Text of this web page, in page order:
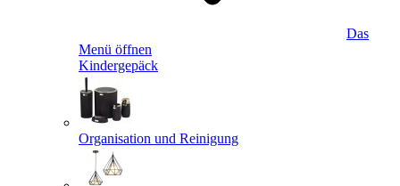
Das
Menü öffnen
Kindergepäck
Organisation und Reinigung